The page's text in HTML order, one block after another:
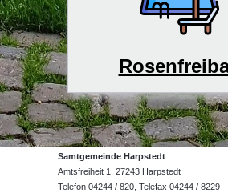
Samtgemeinde Harpstedt
Amtsfreiheit 1, 27243 Harpstedt
Telefon 04244 / 820, Telefax 04244 / 8229